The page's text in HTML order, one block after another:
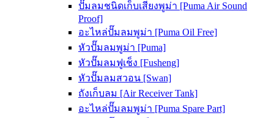
ปั๊มลมชนิดเก็บเสียงพูม่า [Puma Air Sound
Proof]
อะไหล่ปั๊มลมพูม่า [Puma Oil Free]
หัวปั๊มลมพูม่า [Puma]
หัวปั๊มลมฟูเช็ง [Fusheng]
หัวปั๊มลมสวอน [Swan]
ถังเก็บลม [Air Receiver Tank]
อะไหล่ปั๊มลมพูม่า [Puma Spare Part]